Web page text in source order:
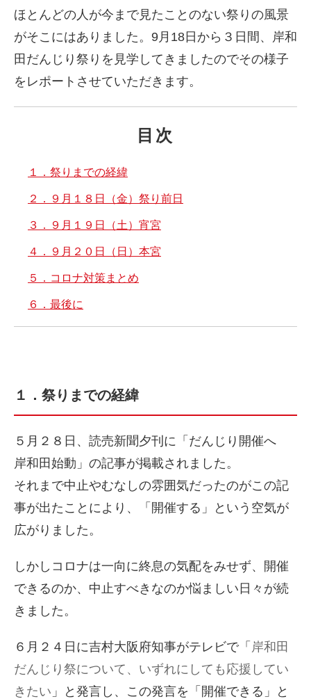
ほとんどの人が今まで見たことのない祭りの風景
がそこにはありました。9月18日から３日間、岸和
田だんじり祭りを見学してきましたのでその様子
をレポートさせていただきます。
目次
１．祭りまでの経緯
２．９月１８日（金）祭り前日
３．９月１９日（土）宵宮
４．９月２０日（日）本宮
５．コロナ対策まとめ
６．最後に
１．祭りまでの経緯
５月２８日、読売新聞夕刊に「だんじり開催へ
岸和田始動」の記事が掲載されました。
それまで中止やむなしの雰囲気だったのがこの記
事が出たことにより、「開催する」という空気が
広がりました。
しかしコロナは一向に終息の気配をみせず、開催
できるのか、中止すべきなのか悩ましい日々が続
きました。
６月２４日に吉村大阪府知事がテレビで「 岸和田
だんじり祭について、いずれにしても応援してい
きたい 」と発言し、この発言を「開催できる」と